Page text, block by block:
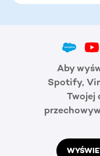
Aby
Spotify,
Twojej